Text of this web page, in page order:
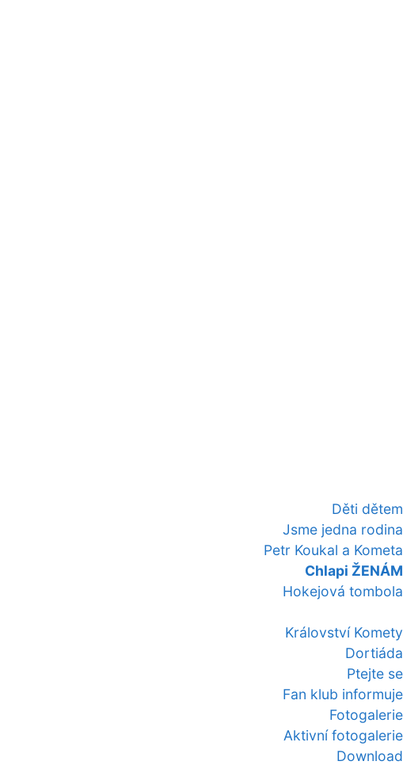
Děti dětem
Jsme jedna rodina
Petr Koukal a Kometa
Chlapi ŽENÁM
Hokejová tombola
Království Komety
Dortiáda
Ptejte se
Fan klub informuje
Fotogalerie
Aktivní fotogalerie
Download